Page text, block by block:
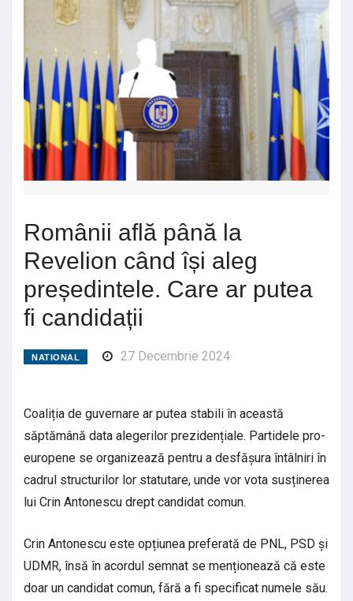
Românii află până la
Revelion când își aleg
președintele. Care ar putea
fi candidații
NATIONAL 27 Decembrie 2024
Coaliția de guvernare ar putea stabili în această
săptămână data alegerilor prezidențiale. Partidele pro-
europene se organizează pentru a desfășura întâlniri în
cadrul structurilor lor statutare, unde vor vota susținerea
lui Crin Antonescu drept candidat comun.
Crin Antonescu este opțiunea preferată de PNL, PSD și
UDMR, însă în acordul semnat se menționează că este
doar un candidat comun, fără a fi specificat numele său.